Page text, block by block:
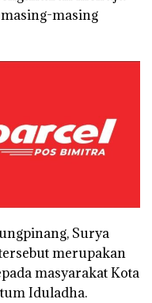
masing
Surya
merupakan
masyarakat Kota
Iduladha.